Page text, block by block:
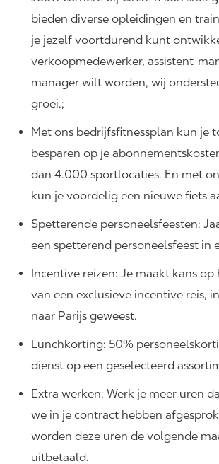
bieden diverse opleidingen en
je jezelf voortdurend kunt
verkoopmedewerker, assistent-
manager wilt worden, wij
groei.;
Met ons bedrijfsfitnessplan kun je
besparen op je
dan 4.000 sportlocaties. En met
kun je voordelig een nieuwe fiets
Spetterende personeelsfeesten:
een spetterend personeelsfeest in
Incentive reizen: Je maakt kans
van een exclusieve incentive reis,
naar Parijs geweest.
Lunchkorting: 50%
dienst op een geselecteerd
Extra werken: Werk je meer uren
we in je contract hebben
worden deze uren de volgende
uitbetaald.